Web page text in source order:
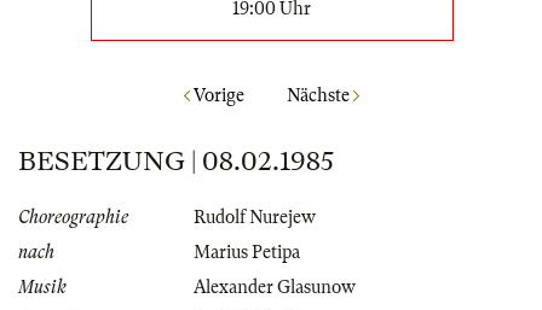
19:00 Uhr
Vorige Nächste
BESETZUNG | 08.02.1985
Choreographie
Rudolf Nurejew
nach
Marius Petipa
Musik
Alexander Glasunow